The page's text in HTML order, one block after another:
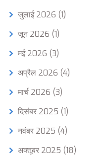
जुलाई 2026 (1)
जून 2026 (1)
मई 2026 (3)
अप्रैल 2026 (4)
मार्च 2026 (3)
दिसंबर 2025 (1)
नवंबर 2025 (4)
अक्तूबर 2025 (18)